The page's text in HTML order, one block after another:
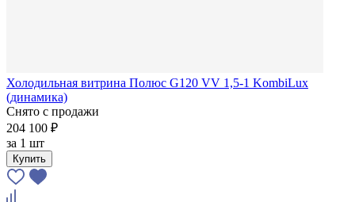
Холодильная витрина Полюс G120 VV 1,5-1 KombiLux
(динамика)
Снято с продажи
204 100 ₽
за 1 шт
Купить